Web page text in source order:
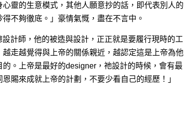
靈的生意模式，其他人願意抄的話，即代表別人的
不夠徹底。」豪情氣慨，盡在不言中。
計師，他的被造與設計，正正就是要履行現時的工
走越覺得與上帝的關係親近，越認定這是上帝為他
。上帝是最好的designer，祂設計的時候，會有最
賜來成就上帝的計劃，不要少看自己的經歷！」